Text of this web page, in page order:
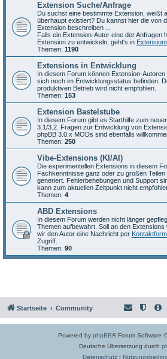
Extension Suche/Anfrage
Du suchst eine bestimmte Extension, weißt
überhaupt existiert? Du kannst hier die von
Extension beschreiben ...
Falls ein Extension-Autor eine der Anfragen
Extension zu entwickeln, geht's in
Themen: 1190
Extensions in Entwicklung
In diesem Forum können Extension-
sich noch im Entwicklungsstatus befinden.
produktiven Betrieb wird nicht empfohlen.
Themen: 153
Extension Bastelstube
In diesem Forum gibt es Starthilfe zum
3.1/3.2. Fragen zur Entwicklung von
phpBB 3.0.x MODs sind ebenfalls
Themen: 250
Vibe-Extensions (KI/AI)
Die experimentellen Extensions in diesem
Fachkenntnisse ganz oder zu großen
generiert. Fehlerbehebungen und Support
kann zum aktuellen Zeitpunkt nicht
Themen: 4
ABD Extensions
In diesem Forum werden nicht länger
Themen aufbewahrt. Soll an den
wir den Autor eine Nachricht per
Zugriff.
Themen: 90
Startseite Community
Powered by phpBB® Forum Software
Deutsche Übersetzung durch
Datenschutz|